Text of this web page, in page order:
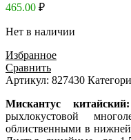
465.00 ₽
Нет в наличии
Избранное
Сравнить
Артикул: 827430
Мискантус
рыхлокустовой
облиственными в